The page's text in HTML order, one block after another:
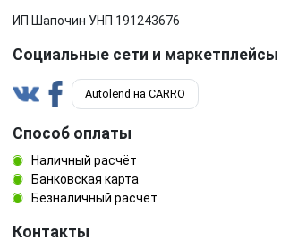
ИП Шапочин УНП 191243676
Социальные сети и маркетплейсы
Autolend на CARRO
Способ оплаты
Наличный расчёт
Банковская карта
Безналичный расчёт
Контакты